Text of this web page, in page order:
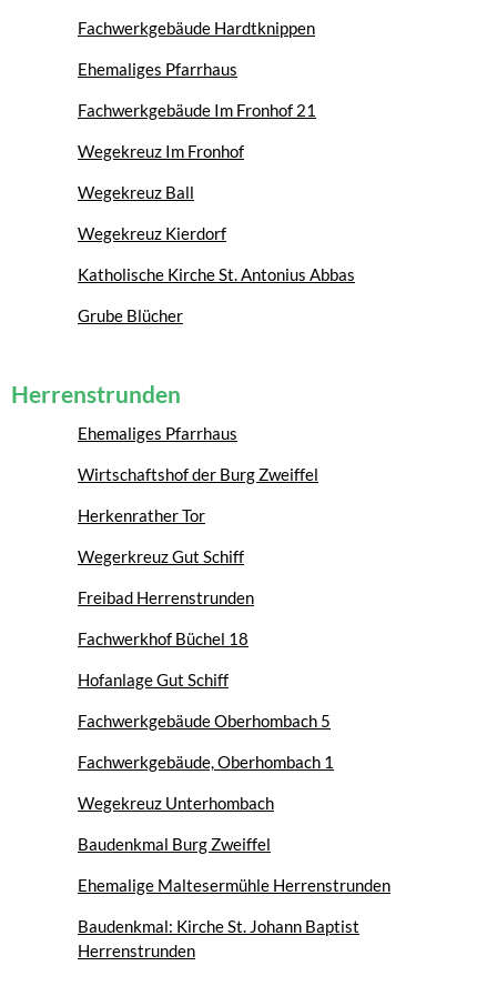
Fachwerkgebäude Hardtknippen
Ehemaliges Pfarrhaus
Fachwerkgebäude Im Fronhof 21
Wegekreuz Im Fronhof
Wegekreuz Ball
Wegekreuz Kierdorf
Katholische Kirche St. Antonius Abbas
Grube Blücher
Herrenstrunden
Ehemaliges Pfarrhaus
Wirtschaftshof der Burg Zweiffel
Herkenrather Tor
Wegerkreuz Gut Schiff
Freibad Herrenstrunden
Fachwerkhof Büchel 18
Hofanlage Gut Schiff
Fachwerkgebäude Oberhombach 5
Fachwerkgebäude, Oberhombach 1
Wegekreuz Unterhombach
Baudenkmal Burg Zweiffel
Ehemalige Maltesermühle Herrenstrunden
Baudenkmal: Kirche St. Johann Baptist
Herrenstrunden